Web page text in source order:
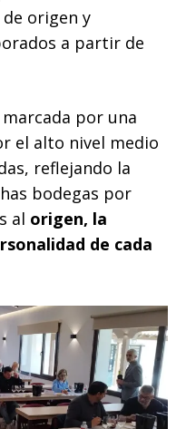
origen y
a partir de
por una
el alto nivel medio
reflejando la
bodegas por
al origen, la
de cada